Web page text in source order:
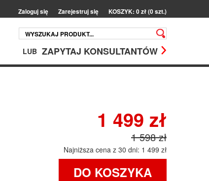
Zaloguj się Zarejestruj się KOSZYK: 0 zł (0 szt.)
LUB ZAPYTAJ KONSULTANTÓW
1 499 zł
1 598 zł
Najniższa cena z 30 dni: 1 499 zł
DO KOSZYKA